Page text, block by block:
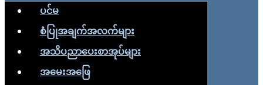
ပင်မ
စံပြုအချက်အလက်များ
အသိပညာပေးစာအုပ်များ
အမေးအဖြေ